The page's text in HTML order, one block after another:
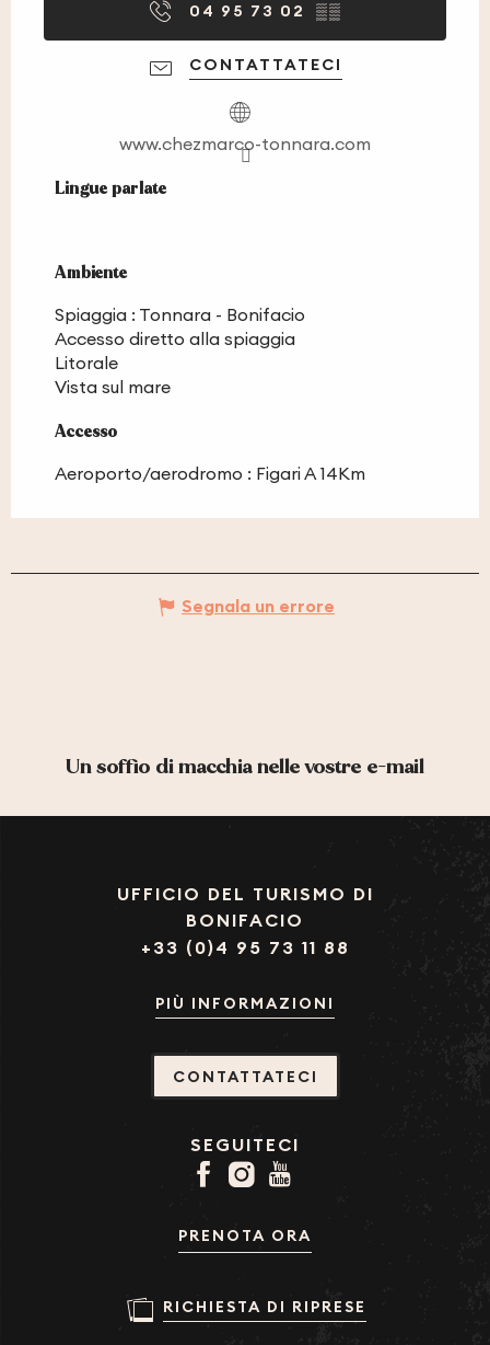
04 95 73 02 ▒▒
CONTATTATECI
www.chezmarco-tonnara.com
Lingue parlate
Lingue parlate
Ambiente
Ambiente
Spiaggia : Tonnara - Bonifacio
Accesso diretto alla spiaggia
Litorale
Vista sul mare
Accesso
Accesso
Aeroporto/aerodromo : Figari A 14Km
Segnala un errore
Un soffio di macchia nelle vostre e-mail
UFFICIO DEL TURISMO DI
BONIFACIO
+33 (0)4 95 73 11 88
PIÙ INFORMAZIONI
CONTATTATECI
SEGUITECI
PRENOTA ORA
RICHIESTA DI RIPRESE